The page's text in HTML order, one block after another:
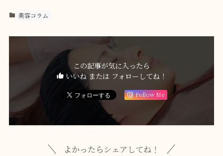
美容コラム
この記事が気に入ったら
いいね または フォローしてね！
Follow Me
よかったらシェアしてね！